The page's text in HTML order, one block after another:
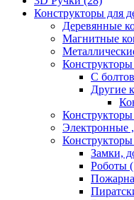
Конструкторы для
Деревянные
Магнитные
С
Другие
Электронные
Замки,
Роботы